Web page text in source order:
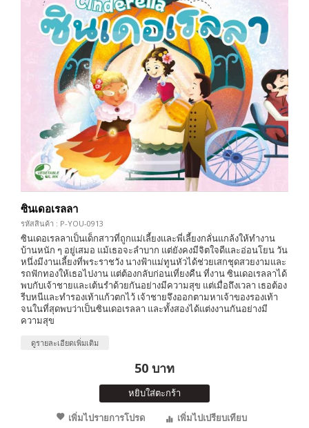
ซินเดอเรลลา
รหัสสินค้า : P-YOU-0913
ซินเดอเรลลาเป็นเด็กสาวที่ถูกแม่เลี้ยงและพี่เลี้ยงกลั่นแกล้งให้ทำงาน
บ้านหนัก ๆ อยู่เสมอ แม้เธอจะลำบาก แต่ยังคงมีจิตใจดีและอ่อนโยน วัน
หนึ่งมีงานเลี้ยงที่พระราชวัง นางฟ้าแม่ทูนหัวได้ช่วยเสกชุดสวยงามและ
รถฟักทองให้เธอไปงาน แต่ต้องกลับก่อนเที่ยงคืน ที่งาน ซินเดอเรลลาได้
พบกับเจ้าชายและเต้นรำด้วยกันอย่างมีความสุข แต่เมื่อถึงเวลา เธอต้อง
รีบหนีและทำรองเท้าแก้วตกไว้ เจ้าชายจึงออกตามหาเจ้าของรองเท้า
จนในที่สุดพบว่าเป็นซินเดอเรลลา และทั้งสองได้แต่งงานกันอย่างมี
ความสุข
ดูรายละเอียดเพิ่มเติม
50 บาท
หยิบใส่ตะกร้า
เพิ่มไปรายการโปรด
เพิ่มไปเปรียบเทียบ